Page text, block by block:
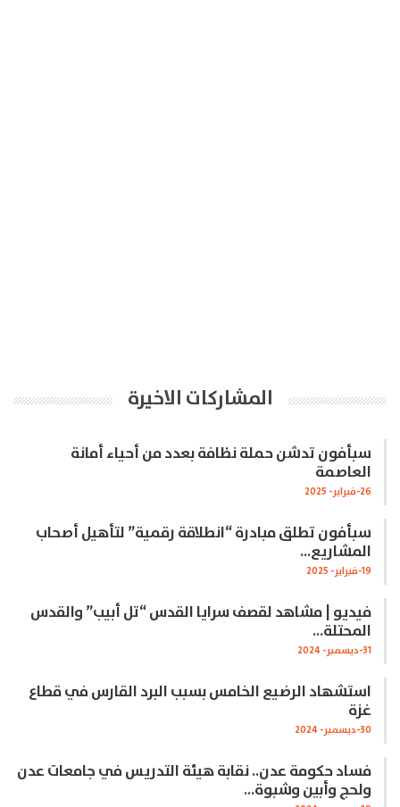
المشاركات الاخيرة
سبأفون تدشن حملة نظافة بعدد من أحياء أمانة
العاصمة
26-فبراير- 2025
سبأفون تطلق مبادرة “انطلاقة رقمية” لتأهيل أصحاب
المشاريع…
19-فبراير- 2025
فيديو | مشاهد لقصف سرايا القدس “تل أبيب” والقدس
المحتلة…
31-ديسمبر- 2024
استشهاد الرضيع الخامس بسبب البرد القارس في قطاع
غزة
30-ديسمبر- 2024
فساد حكومة عدن.. نقابة هيئة التدريس في جامعات عدن
ولحج وأبين وشبوة…